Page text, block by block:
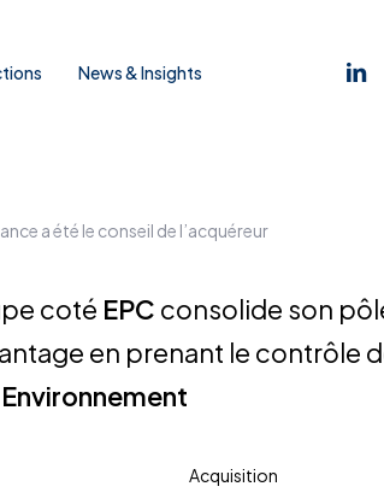
News & Insights
a été le conseil de l’acquéreur
coté EPC consolide son
en prenant le contrôle
Acquisition